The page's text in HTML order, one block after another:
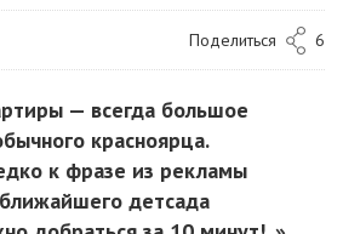
Поделиться 6
— всегда большое
красноярца.
к фразе из рекламы
детсада